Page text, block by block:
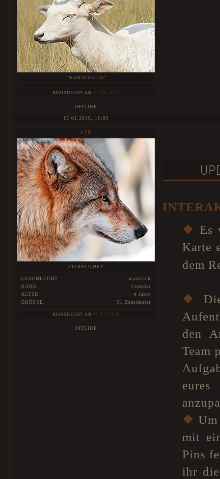
TEAMACCOUNT
REGISTRIERT AM 17.09.2013
OFFLINE
15.01.2016, 16:09
AIK
STERBLICHER
GESCHLECHT
männlich
RANG
Fremder
ALTER
4 Jahre
GRÖSSE
91 Zentimeter
REGISTRIERT AM 15.01.2016
OFFLINE
❖ Es
Karte
dem
❖
den
Team
❖
mit
Pins
ihr